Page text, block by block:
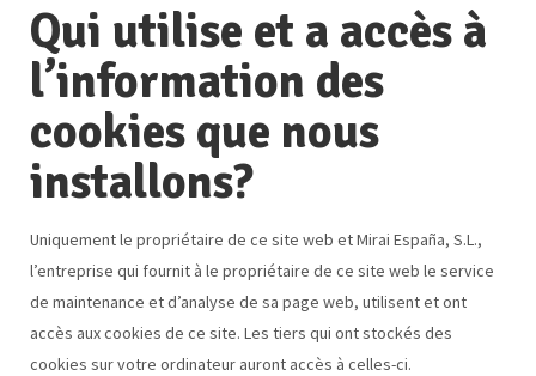
Qui utilise et a accès à
l’information des
cookies que nous
installons?
Uniquement le propriétaire de ce site web et Mirai España, S.L.,
l’entreprise qui fournit à le propriétaire de ce site web le service
de maintenance et d’analyse de sa page web, utilisent et ont
accès aux cookies de ce site. Les tiers qui ont stockés des
cookies sur votre ordinateur auront accès à celles-ci.